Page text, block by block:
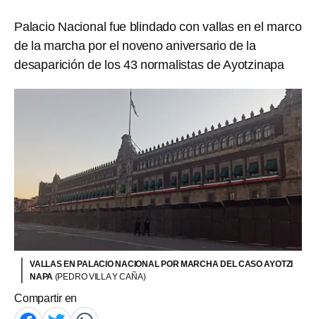
Palacio Nacional fue blindado con vallas en el marco
de la marcha por el noveno aniversario de la
desaparición de los 43 normalistas de Ayotzinapa
VALLAS EN PALACIO NACIONAL POR MARCHA DEL CASO AYOTZI
NAPA (PEDRO VILLA Y CAÑA)
Compartir en